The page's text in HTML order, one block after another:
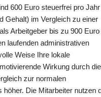
600 Euro steuerfrei pro Jahr
Gehalt) im Vergleich zu einer
Arbeitgeber bis zu 900 Euro
laufenden administrativen
Weise Ihre lokale
Wirkung durch die
zur normalen
Die Mitarbeiter nutzen